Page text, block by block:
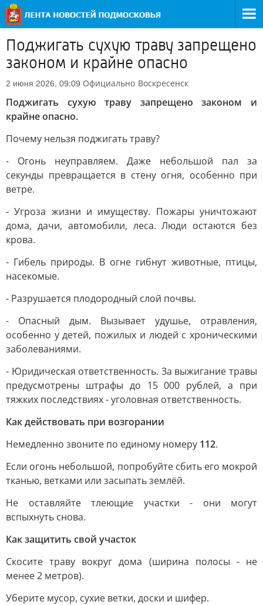
Поджигать сухую траву запрещено
законом и крайне опасно
2 июня 2026, 09:09 Официально Воскресенск
Поджигать сухую траву запрещено законом и
крайне опасно.
Почему нельзя поджигать траву?
- Огонь неуправляем. Даже небольшой пал за
секунды превращается в стену огня, особенно при
ветре.
- Угроза жизни и имуществу. Пожары уничтожают
дома, дачи, автомобили, леса. Люди остаются без
крова.
- Гибель природы. В огне гибнут животные, птицы,
насекомые.
- Разрушается плодородный слой почвы.
- Опасный дым. Вызывает удушье, отравления,
особенно у детей, пожилых и людей с хроническими
заболеваниями.
- Юридическая ответственность. За выжигание травы
предусмотрены штрафы до 15 000 рублей, а при
тяжких последствиях - уголовная ответственность.
Как действовать при возгорании
Немедленно звоните по единому номеру 112.
Если огонь небольшой, попробуйте сбить его мокрой
тканью, ветками или засыпать землёй.
Не оставляйте тлеющие участки - они могут
вспыхнуть снова.
Как защитить свой участок
Скосите траву вокруг дома (ширина полосы - не
менее 2 метров).
Уберите мусор, сухие ветки, доски и шифер.